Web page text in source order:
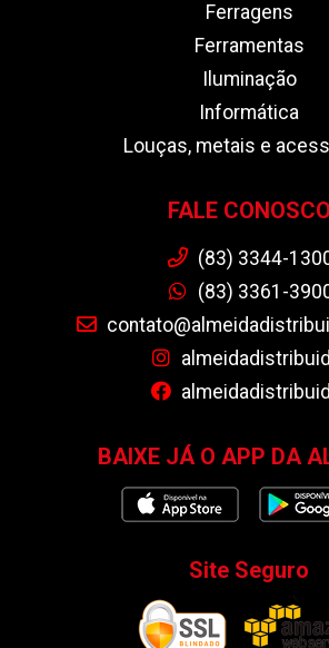
Ferragens
Ferramentas
Iluminação
Informática
Louças, metais e
FALE CONOSCO
(83) 3344-
(83) 3361-
BAIXE JÁ O APP DA
Site Seguro